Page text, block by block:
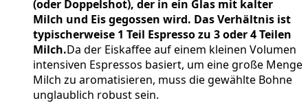
(oder Doppelshot), der in ein Glas mit kalter
Milch und Eis gegossen wird. Das Verhältnis ist
typischerweise 1 Teil Espresso zu 3 oder 4 Teilen
Milch.Da der Eiskaffee auf einem kleinen Volumen
intensiven Espressos basiert, um eine große Menge
Milch zu aromatisieren, muss die gewählte Bohne
unglaublich robust sein.